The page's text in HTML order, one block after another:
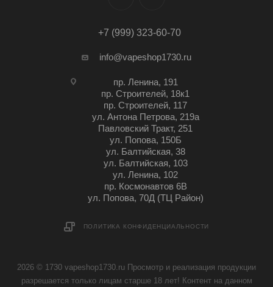
+7 (999) 323-60-70
info@vapeshop1730.ru
пр. Ленина, 191
пр. Строителей, 18к1
пр. Строителей, 117
ул. Антона Петрова, 219а
Павловский Тракт, 251
ул. Попова, 150Б
ул. Балтийская, 38
ул. Балтийская, 103
ул. Ленина, 102
пр. Космонавтов 6В
ул. Попова, 70Д (ТЦ Район)
ПОЛИТИКА КОНФИДЕНЦИАЛЬНОСТИ
2026 © 1730 vapeshop1730.ru Просмотр и реализация продукции
разрешается только лицам старше 18 лет! Контент на данном